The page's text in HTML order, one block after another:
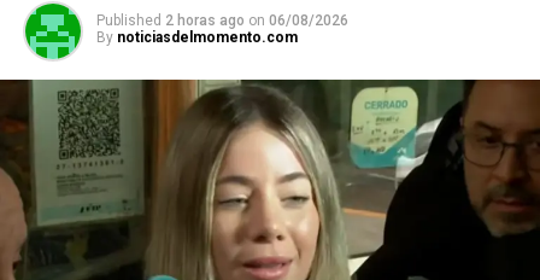
Published 2 horas ago on 06/08/2026
By noticiasdelmomento.com